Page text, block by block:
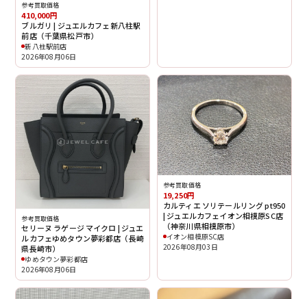
参考買取価格
410,000円
ブルガリ | ジュエルカフェ新八柱駅
前店（千葉県松戸市）
新八柱駅前店
2026年08月06日
参考買取価格
セリーヌ ラゲージ マイクロ | ジュエ
ルカフェゆめタウン夢彩都店（長崎
県長崎市）
ゆめタウン夢彩都店
2026年08月06日
参考買取価格
19,250円
カルティエ ソリテールリング pt950
| ジュエルカフェイオン相模原SC店
（神奈川県相模原市）
イオン相模原SC店
2026年08月03日